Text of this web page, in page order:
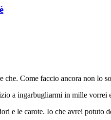
che. Come faccio ancora non lo
a ingarbugliarmi in mille vorrei
e le carote. Io che avrei potuto